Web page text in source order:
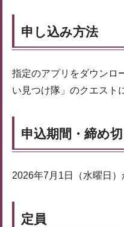
申し込み方法
指定のアプリをダウン
い見つけ隊」のクエスト
申込期間・締め切
2026年7月1日（水曜日）
定員